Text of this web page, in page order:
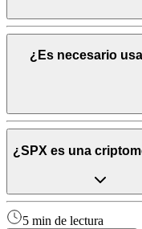
¿Es necesario
¿SPX es una
5 min de lectura